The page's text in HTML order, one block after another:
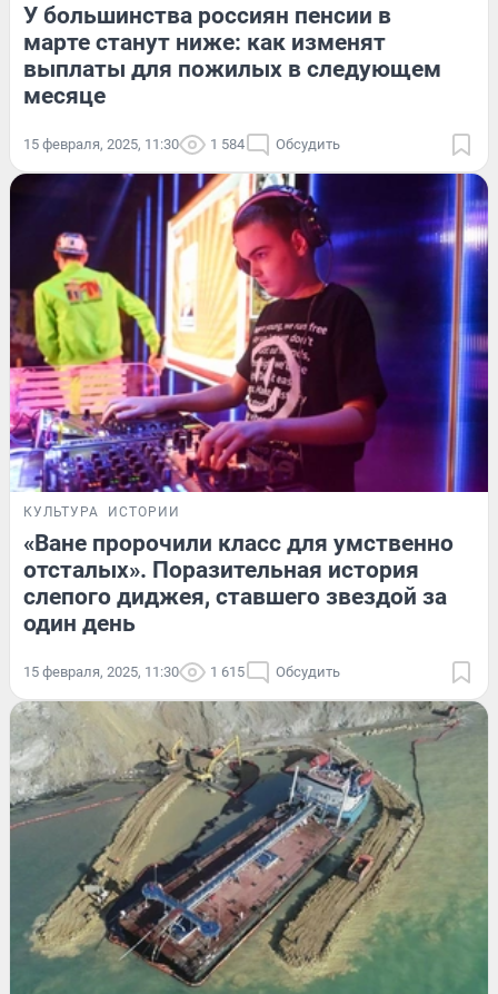
У большинства россиян пенсии в
марте станут ниже: как изменят
выплаты для пожилых в следующем
месяце
15 февраля, 2025, 11:30 1 584 Обсудить
КУЛЬТУРА ИСТОРИИ
«Ване пророчили класс для умственно
отсталых». Поразительная история
слепого диджея, ставшего звездой за
один день
15 февраля, 2025, 11:30 1 615 Обсудить